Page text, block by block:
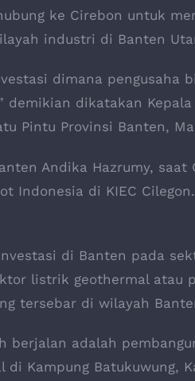
ke Cirebon untuk
industri di Banten
dimana pengusaha
demikian dikatakan
Pintu Provinsi Banten,
Andika Hazrumy,
Indonesia di KIEC
di Banten pada
listrik geothermal atau
tersebar di wilayah
berjalan adalah
di Kampung Batukuwung,